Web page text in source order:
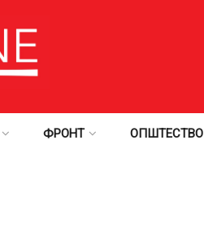
ФРОНТ ОПШТЕСТВО